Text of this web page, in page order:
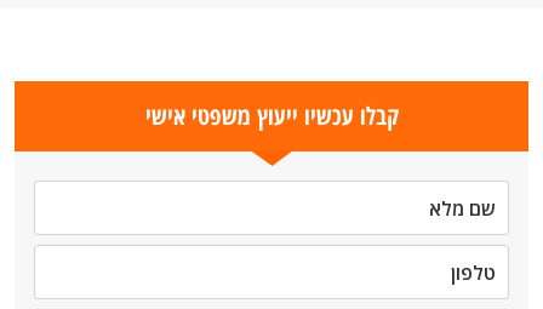
קבלו עכשיו ייעוץ משפטי אישי